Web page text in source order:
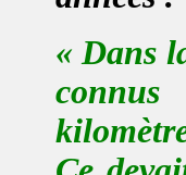
« Dans
connus